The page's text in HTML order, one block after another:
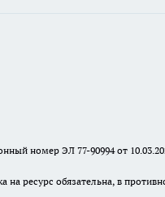
номер ЭЛ 77-90994 от
на ресурс обязательна, в